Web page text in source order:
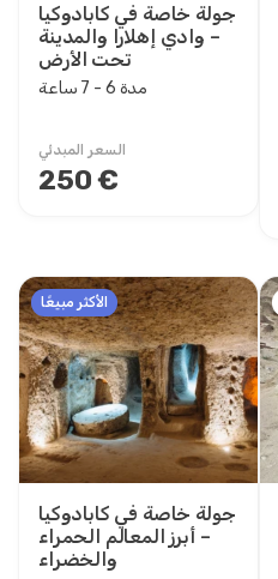
1 يوم
2 ليلة 3 يوم
3 ليلة 4 يوم
5 ليلة 6 يوم
13 ليلة 14 يوم
15 ليلة 16 يوم
جولة خاصة في كابادوكيا
– وادي إهلارا والمدينة
تحت الأرض
مدة 6 - 7 ساعة
السعر المبدئي
250 €
الأكثر مبيعًا
جولة خاصة في كابادوكيا
– أبرز المعالم الحمراء
والخضراء